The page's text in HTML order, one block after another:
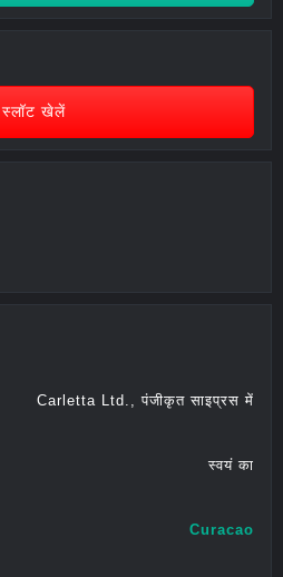
स्लॉट खेलें
Carletta Ltd., पंजीकृत साइप्रस में
स्वयं का
Curacao